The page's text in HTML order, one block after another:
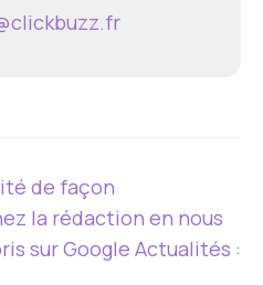
de façon
la rédaction en nous
sur Google Actualités :